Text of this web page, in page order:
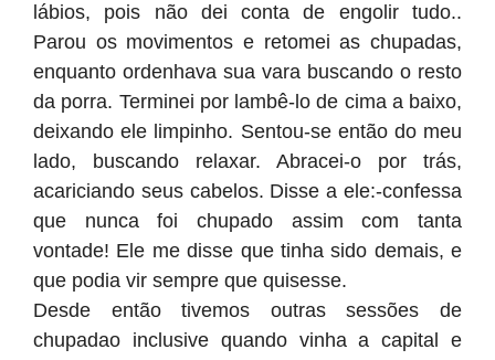
lábios, pois não dei conta de engolir tudo..
Parou os movimentos e retomei as chupadas,
enquanto ordenhava sua vara buscando o resto
da porra. Terminei por lambê-lo de cima a baixo,
deixando ele limpinho. Sentou-se então do meu
lado, buscando relaxar. Abracei-o por trás,
acariciando seus cabelos. Disse a ele:-confessa
que nunca foi chupado assim com tanta
vontade! Ele me disse que tinha sido demais, e
que podia vir sempre que quisesse.
Desde então tivemos outras sessões de
chupadao inclusive quando vinha a capital e